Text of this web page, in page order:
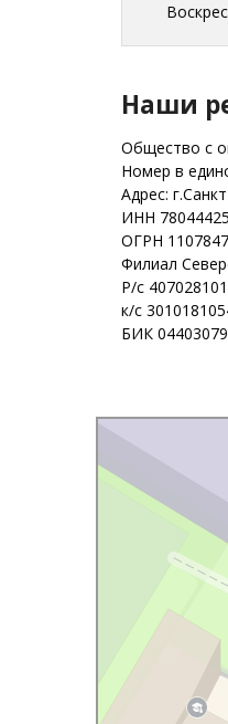
Наши
Общество с
Номер в
Адрес:
ИНН
ОГРН
Филиал
Р/с
к/с
БИК